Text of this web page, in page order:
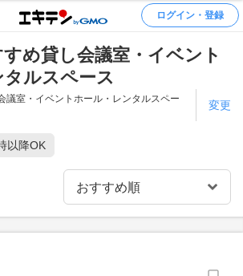
ログイン・登録
め貸し会議室・イベント
ルスペース
議室・イベントホール・レンタルスペー
変更
以降OK